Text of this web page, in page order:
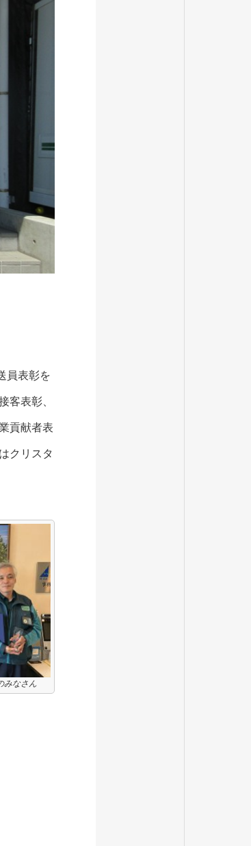
員表彰を
客表彰、
貢献者表
クリスタ
みなさん